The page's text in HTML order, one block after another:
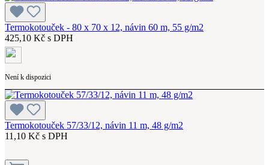
Termokotouček - 80 x 70 x 12, návin 60 m, 55 g/m2
425,10 Kč s DPH
Není k dispozici
Termokotouček 57/33/12, návin 11 m, 48 g/m2
11,10 Kč s DPH